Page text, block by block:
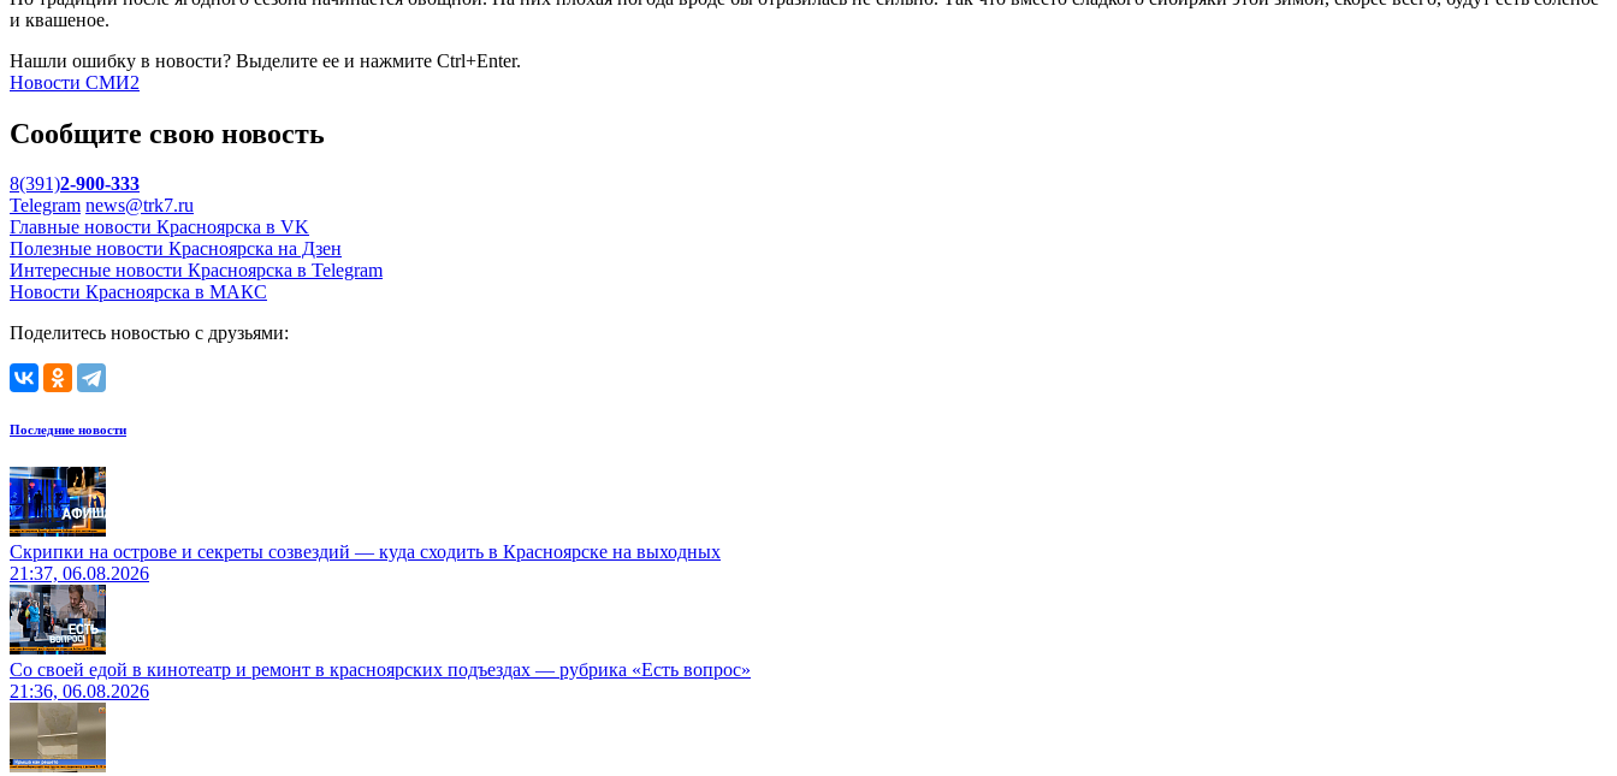
и квашеное.
Нашли ошибку в новости? Выделите ее и нажмите Ctrl+Enter.
Новости СМИ2
Сообщите свою новость
8(391)2-900-333
Telegram news@trk7.ru
Главные новости Красноярска в VK
Полезные новости Красноярска на Дзен
Интересные новости Красноярска в Telegram
Новости Красноярска в МАКС
Поделитесь новостью с друзьями:
Последние новости
Скрипки на острове и секреты созвездий — куда сходить в Красноярске на выходных
21:37, 06.08.2026
Со своей едой в кинотеатр и ремонт в красноярских подъездах — рубрика «Есть вопрос»
21:36, 06.08.2026